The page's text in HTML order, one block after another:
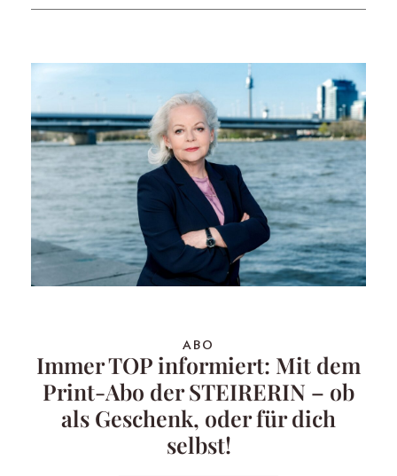
ABO
Immer TOP informiert: Mit dem
Print-Abo der STEIRERIN – ob
als Geschenk, oder für dich
selbst!